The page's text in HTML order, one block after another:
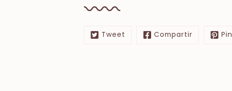
Tweet Compartir Pin